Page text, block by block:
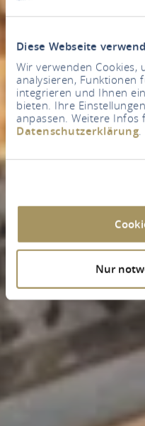
Diese Webseite
Wir verwenden Cookies,
analysieren, Funktionen
integrieren und Ihnen
bieten. Ihre
anpassen. Weitere Infos
Datenschutzerklärung.
Nur